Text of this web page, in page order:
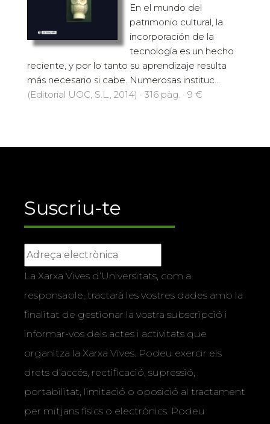
En el mundo del
patrimonio cultural, la
incorporación de la
tecnología es un hecho
reciente, y por lo tanto su aprendizaje resulta
más necesario si cabe. Numerosas instituc...
(Editorial UOC, S.L., 2014) · 316 pàg. · 9 €
Suscriu-te
La Xarxa Vives d’Universitats, com a
responsable, tractarà les vostres dades amb la
finalitat de gestionar la vostra subscripció i
informar-vos dels actes i activitats que
organitza la Xarxa Vives. Podeu exercir els
drets d’accés, rectificació, supressió,
portabilitat, limitació o oposició al tractament
per mitjans físics o electrònics. Podeu